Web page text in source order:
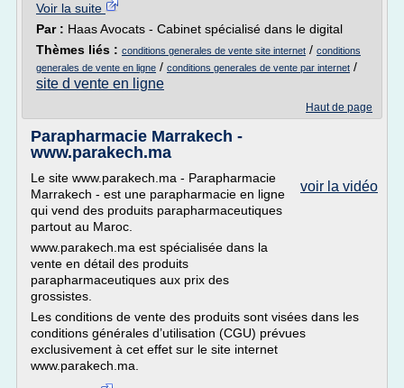
Voir la suite
Par : Haas Avocats - Cabinet spécialisé dans le digital
Thèmes liés : conditions generales de vente site internet / conditions
generales de vente en ligne / conditions generales de vente par internet /
site d vente en ligne
Haut de page
Parapharmacie Marrakech -
www.parakech.ma
voir la vidéo
Le site www.parakech.ma - Parapharmacie
Marrakech - est une parapharmacie en ligne
qui vend des produits parapharmaceutiques
partout au Maroc.
www.parakech.ma est spécialisée dans la
vente en détail des produits
parapharmaceutiques aux prix des
grossistes.
Les conditions de vente des produits sont visées dans les
conditions générales d’utilisation (CGU) prévues
exclusivement à cet effet sur le site internet
www.parakech.ma.